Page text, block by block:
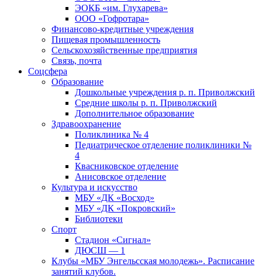
ЭОКБ «им. Глухарева»
ООО «Гофротара»
Финансово-кредитные учреждения
Пищевая промышленность
Сельскохозяйственные предприятия
Связь, почта
Соцсфера
Образование
Дошкольные учреждения р. п. Приволжский
Средние школы р. п. Приволжский
Дополнительное образование
Здравоохранение
Поликлиника № 4
Педиатрическое отделение поликлиники №
4
Квасниковское отделение
Анисовское отделение
Культура и искусство
МБУ «ДК «Восход»
МБУ «ДК «Покровский»
Библиотеки
Спорт
Стадион «Сигнал»
ДЮСШ — 1
Клубы «МБУ Энгельсская молодежь». Расписание
занятий клубов.